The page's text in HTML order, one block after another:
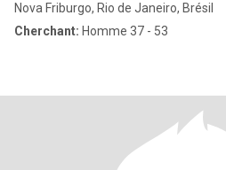
Nova Friburgo, Rio de Janeiro, Brésil
Cherchant: Homme 37 - 53